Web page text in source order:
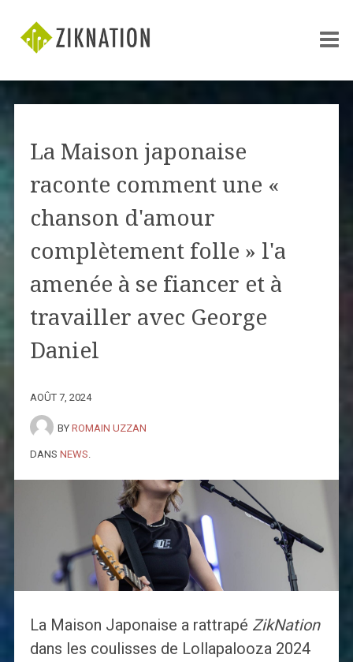
La Maison japonaise
raconte comment une «
chanson d'amour
complètement folle » l'a
amenée à se fiancer et à
travailler avec George
Daniel
AOÛT 7, 2024
BY ROMAIN UZZAN
DANS NEWS
La Maison Japonaise a rattrapé ZikNation
dans les coulisses de Lollapalooza 2024